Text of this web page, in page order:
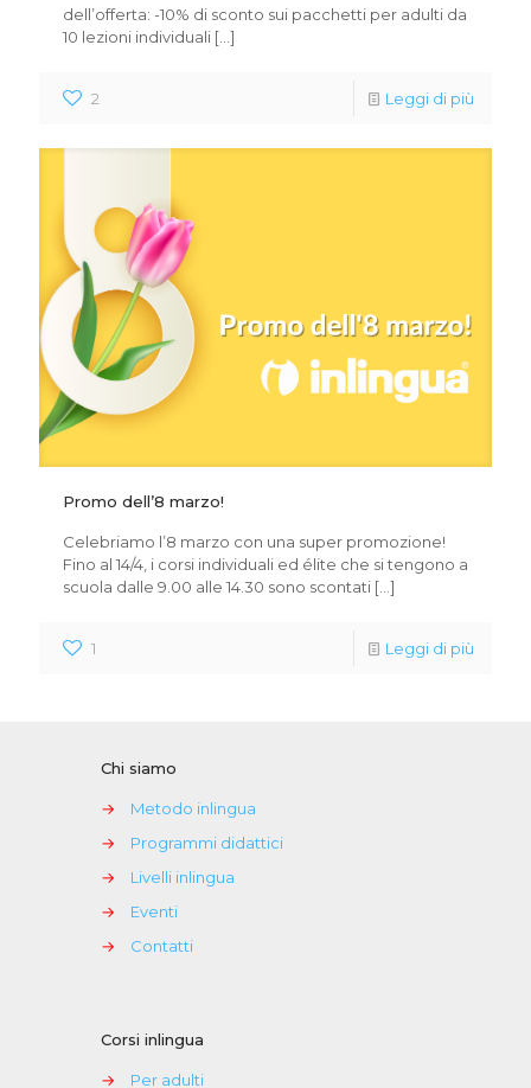
dell’offerta: -10% di sconto sui pacchetti per adulti da
10 lezioni individuali […]
2 Leggi di più
Promo dell’8 marzo!
Celebriamo l’8 marzo con una super promozione!
Fino al 14/4, i corsi individuali ed élite che si tengono a
scuola dalle 9.00 alle 14.30 sono scontati […]
1 Leggi di più
Chi siamo
→
Metodo inlingua
→
Programmi didattici
→
Livelli inlingua
→
Eventi
→
Contatti
Corsi inlingua
→
Per adulti